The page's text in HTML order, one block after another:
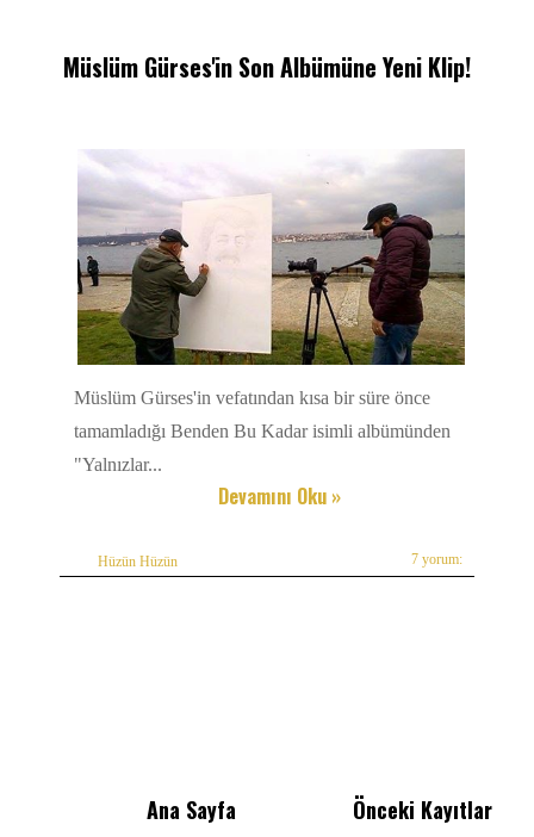
Müslüm Gürses'in Son Albümüne Yeni Klip!
Müslüm Gürses'in vefatından kısa bir süre önce
tamamladığı Benden Bu Kadar isimli albümünden
"Yalnızlar...
Devamını Oku »
Hüzün Hüzün 7 yorum:
Önceki Kayıtlar
Ana Sayfa